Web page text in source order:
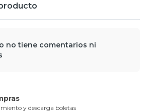
no tiene comentarios ni
y descarga boletas